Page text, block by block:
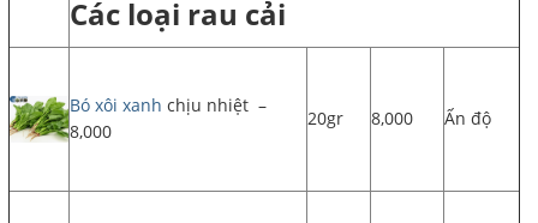
Các loại rau cải
Bó xôi xanh chịu nhiệt –
8,000
20gr 8,000 Ấn độ